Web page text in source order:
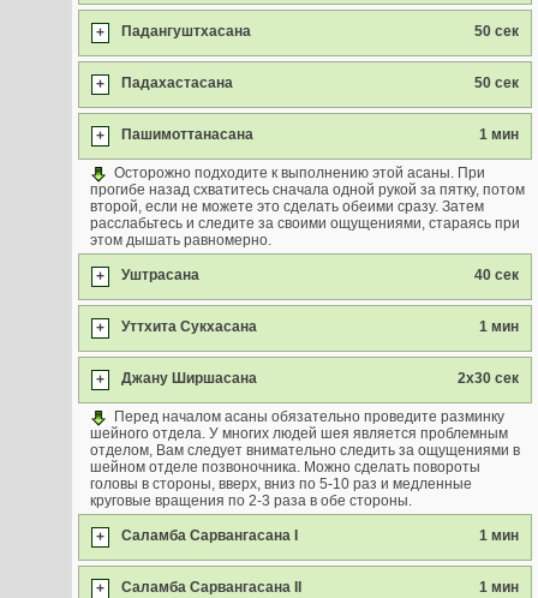
+ Падангуштхасана 50 сек
+ Падахастасана 50 сек
+ Пашимоттанасана 1 мин
Осторожно подходите к выполнению этой асаны. При
прогибе назад схватитесь сначала одной рукой за пятку, потом
второй, если не можете это сделать обеими сразу. Затем
расслабьтесь и следите за своими ощущениями, стараясь при
этом дышать равномерно.
+ Уштрасана 40 сек
+ Уттхита Сукхасана 1 мин
+ Джану Ширшасана 2x30 сек
Перед началом асаны обязательно проведите разминку
шейного отдела. У многих людей шея является проблемным
отделом, Вам следует внимательно следить за ощущениями в
шейном отделе позвоночника. Можно сделать повороты
головы в стороны, вверх, вниз по 5-10 раз и медленные
круговые вращения по 2-3 раза в обе стороны.
+ Саламба Сарвангасана I 1 мин
+ Саламба Сарвангасана II 1 мин